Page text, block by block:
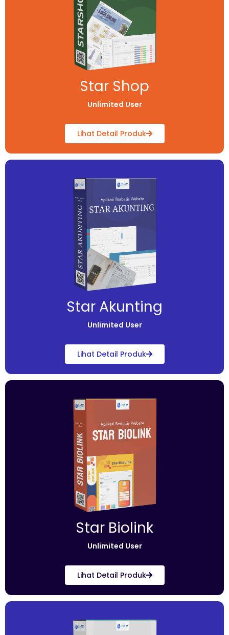
Star Shop
Unlimited User
Lihat Detail Produk
Star Akunting
Unlimited User
Lihat Detail Produk
Star Biolink
Unlimited User
Lihat Detail Produk